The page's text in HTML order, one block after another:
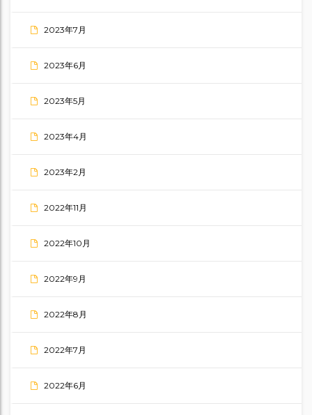
2023年7月
2023年6月
2023年5月
2023年4月
2023年2月
2022年11月
2022年10月
2022年9月
2022年8月
2022年7月
2022年6月